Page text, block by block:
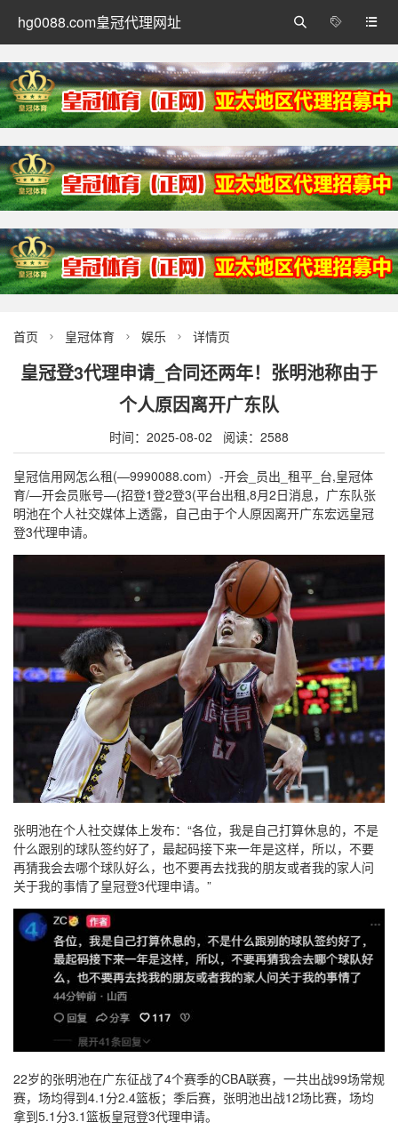
hg0088.com皇冠代理网址 


首页  皇冠体育  娱乐  详情页
皇冠登3代理申请_合同还两年！张明池称由于
个人原因离开广东队
时间：2025-08-02 阅读：2588
皇冠信用网怎么租(—9990088.com）-开会_员出_租平_台,皇冠体
育/—开会员账号—(招登1登2登3(平台出租,8月2日消息，广东队张
明池在个人社交媒体上透露，自己由于个人原因离开广东宏远皇冠
登3代理申请。
张明池在个人社交媒体上发布：“各位，我是自己打算休息的，不是
什么跟别的球队签约好了，最起码接下来一年是这样，所以，不要
再猜我会去哪个球队好么，也不要再去找我的朋友或者我的家人问
关于我的事情了皇冠登3代理申请。”
22岁的张明池在广东征战了4个赛季的CBA联赛，一共出战99场常规
赛，场均得到4.1分2.4篮板；季后赛，张明池出战12场比赛，场均
拿到5.1分3.1篮板皇冠登3代理申请。